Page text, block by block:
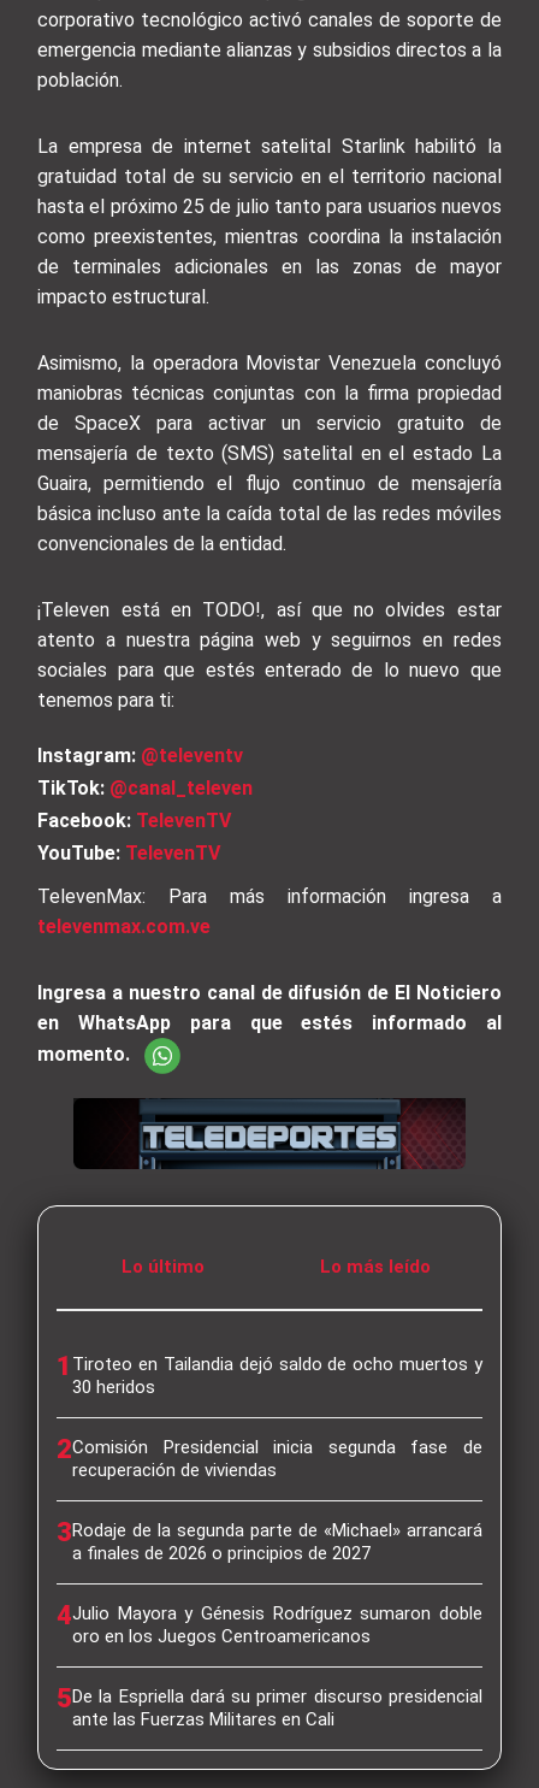
corporativo tecnológico activó canales de soporte de
emergencia mediante alianzas y subsidios directos a la
población.
La empresa de internet satelital Starlink habilitó la
gratuidad total de su servicio en el territorio nacional
hasta el próximo 25 de julio tanto para usuarios nuevos
como preexistentes, mientras coordina la instalación
de terminales adicionales en las zonas de mayor
impacto estructural.
Asimismo, la operadora Movistar Venezuela concluyó
maniobras técnicas conjuntas con la firma propiedad
de SpaceX para activar un servicio gratuito de
mensajería de texto (SMS) satelital en el estado La
Guaira, permitiendo el flujo continuo de mensajería
básica incluso ante la caída total de las redes móviles
convencionales de la entidad.
¡Televen está en TODO!, así que no olvides estar
atento a nuestra página web y seguirnos en redes
sociales para que estés enterado de lo nuevo que
tenemos para ti:
Instagram: @televentv
TikTok: @canal_televen
Facebook: TelevenTV
YouTube: TelevenTV
TelevenMax: Para más información ingresa a
televenmax.com.ve
Ingresa a nuestro canal de difusión de El Noticiero
en WhatsApp para que estés informado al
momento.
Lo último Lo más leído
1 Tiroteo en Tailandia dejó saldo de ocho muertos y
30 heridos
2Comisión Presidencial inicia segunda fase de
recuperación de viviendas
3Rodaje de la segunda parte de «Michael» arrancará
a finales de 2026 o principios de 2027
4Julio Mayora y Génesis Rodríguez sumaron doble
oro en los Juegos Centroamericanos
5De la Espriella dará su primer discurso presidencial
ante las Fuerzas Militares en Cali